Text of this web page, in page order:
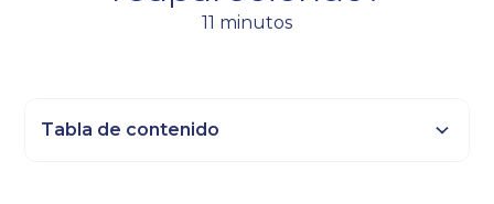
11 minutos
Tabla de contenido